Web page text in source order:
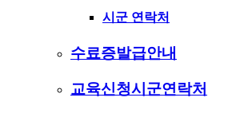
시군 연락처
수료증발급안내
교육신청시군연락처